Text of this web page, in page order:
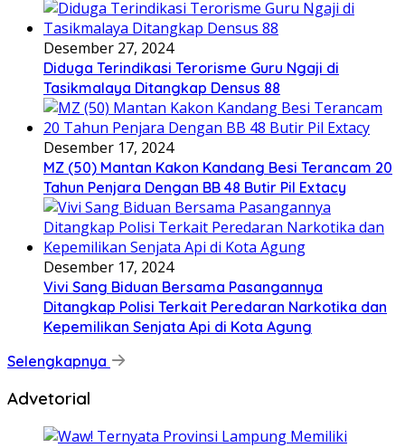
Desember 27, 2024
Diduga Terindikasi Terorisme Guru Ngaji di
Tasikmalaya Ditangkap Densus 88
Desember 17, 2024
MZ (50) Mantan Kakon Kandang Besi Terancam 20
Tahun Penjara Dengan BB 48 Butir Pil Extacy
Desember 17, 2024
Vivi Sang Biduan Bersama Pasangannya
Ditangkap Polisi Terkait Peredaran Narkotika dan
Kepemilikan Senjata Api di Kota Agung
Selengkapnya
Advetorial